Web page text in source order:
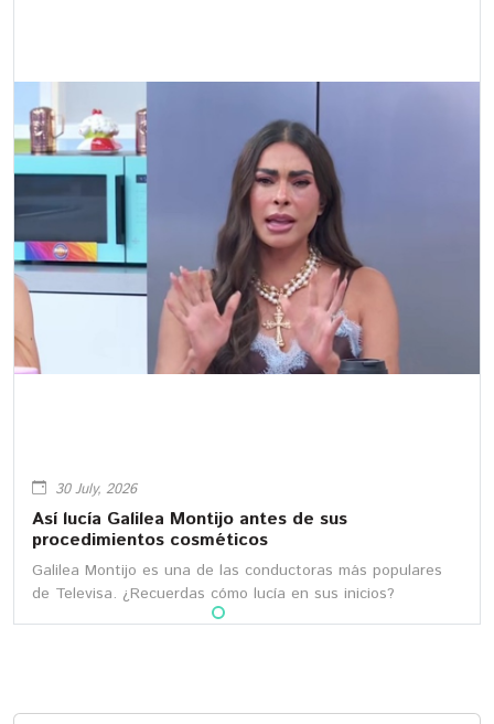
30 July, 2026
Así lucía Galilea Montijo antes de sus
procedimientos cosméticos
Galilea Montijo es una de las conductoras más populares
de Televisa. ¿Recuerdas cómo lucía en sus inicios?